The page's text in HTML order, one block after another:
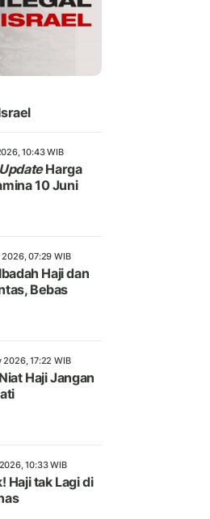
10:43 WIB
UpdateHarga
10 Juni
07:29 WIB
Haji dan
Bebas
17:22 WIB
Haji Jangan
10:33 WIB
Haji tak Lagi di